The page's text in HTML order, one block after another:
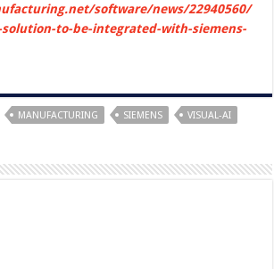
software/news/22940560/
to-be-integrated-with-siemens-
MANUFACTURING SIEMENS VISUAL-AI